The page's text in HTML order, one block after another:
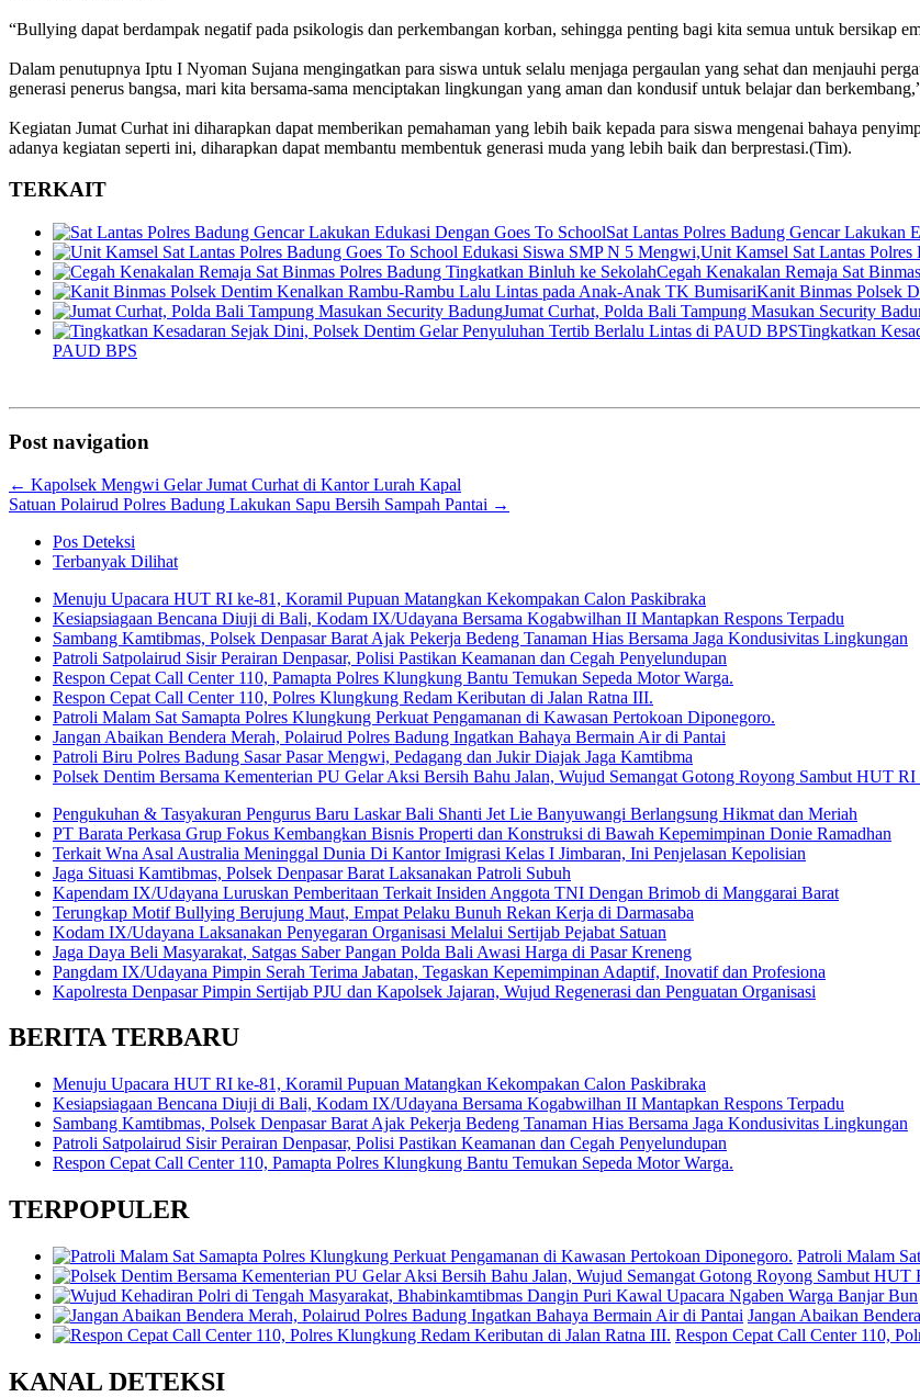
“Bullying dapat berdampak negatif pada psikologis dan perkembangan korban, sehingga penting bagi kita semua untuk bersikap
Dalam penutupnya Iptu I Nyoman Sujana mengingatkan para siswa untuk selalu menjaga pergaulan yang sehat dan menjauhi
generasi penerus bangsa, mari kita bersama-sama menciptakan lingkungan yang aman dan kondusif untuk belajar dan
Kegiatan Jumat Curhat ini diharapkan dapat memberikan pemahaman yang lebih baik kepada para siswa mengenai bahaya
adanya kegiatan seperti ini, diharapkan dapat membantu membentuk generasi muda yang lebih baik dan berprestasi.(Tim).
TERKAIT
Sat Lantas Polres Badung Gencar Lakukan
Unit Kamsel Sat Lantas
Cegah Kenakalan Remaja Sat
Kanit Binmas Polsek
Jumat Curhat, Polda Bali Tampung Masukan Security
Tingkatkan
PAUD BPS
Post navigation
← Kapolsek Mengwi Gelar Jumat Curhat di Kantor Lurah Kapal
Satuan Polairud Polres Badung Lakukan Sapu Bersih Sampah Pantai →
Pos Deteksi
Terbanyak Dilihat
Menuju Upacara HUT RI ke-81, Koramil Pupuan Matangkan Kekompakan Calon Paskibraka
Kesiapsiagaan Bencana Diuji di Bali, Kodam IX/Udayana Bersama Kogabwilhan II Mantapkan Respons Terpadu
Sambang Kamtibmas, Polsek Denpasar Barat Ajak Pekerja Bedeng Tanaman Hias Bersama Jaga Kondusivitas Lingkungan
Patroli Satpolairud Sisir Perairan Denpasar, Polisi Pastikan Keamanan dan Cegah Penyelundupan
Respon Cepat Call Center 110, Pamapta Polres Klungkung Bantu Temukan Sepeda Motor Warga.
Respon Cepat Call Center 110, Polres Klungkung Redam Keributan di Jalan Ratna III.
Patroli Malam Sat Samapta Polres Klungkung Perkuat Pengamanan di Kawasan Pertokoan Diponegoro.
Jangan Abaikan Bendera Merah, Polairud Polres Badung Ingatkan Bahaya Bermain Air di Pantai
Patroli Biru Polres Badung Sasar Pasar Mengwi, Pedagang dan Jukir Diajak Jaga Kamtibma
Polsek Dentim Bersama Kementerian PU Gelar Aksi Bersih Bahu Jalan, Wujud Semangat Gotong Royong Sambut HUT RI
Pengukuhan & Tasyakuran Pengurus Baru Laskar Bali Shanti Jet Lie Banyuwangi Berlangsung Hikmat dan Meriah
PT Barata Perkasa Grup Fokus Kembangkan Bisnis Properti dan Konstruksi di Bawah Kepemimpinan Donie Ramadhan
Terkait Wna Asal Australia Meninggal Dunia Di Kantor Imigrasi Kelas I Jimbaran, Ini Penjelasan Kepolisian
Jaga Situasi Kamtibmas, Polsek Denpasar Barat Laksanakan Patroli Subuh
Kapendam IX/Udayana Luruskan Pemberitaan Terkait Insiden Anggota TNI Dengan Brimob di Manggarai Barat
Terungkap Motif Bullying Berujung Maut, Empat Pelaku Bunuh Rekan Kerja di Darmasaba
Kodam IX/Udayana Laksanakan Penyegaran Organisasi Melalui Sertijab Pejabat Satuan
Jaga Daya Beli Masyarakat, Satgas Saber Pangan Polda Bali Awasi Harga di Pasar Kreneng
Pangdam IX/Udayana Pimpin Serah Terima Jabatan, Tegaskan Kepemimpinan Adaptif, Inovatif dan Profesiona
Kapolresta Denpasar Pimpin Sertijab PJU dan Kapolsek Jajaran, Wujud Regenerasi dan Penguatan Organisasi
BERITA TERBARU
Menuju Upacara HUT RI ke-81, Koramil Pupuan Matangkan Kekompakan Calon Paskibraka
Kesiapsiagaan Bencana Diuji di Bali, Kodam IX/Udayana Bersama Kogabwilhan II Mantapkan Respons Terpadu
Sambang Kamtibmas, Polsek Denpasar Barat Ajak Pekerja Bedeng Tanaman Hias Bersama Jaga Kondusivitas Lingkungan
Patroli Satpolairud Sisir Perairan Denpasar, Polisi Pastikan Keamanan dan Cegah Penyelundupan
Respon Cepat Call Center 110, Pamapta Polres Klungkung Bantu Temukan Sepeda Motor Warga.
TERPOPULER
Patroli Malam
Jangan Abaikan
Respon Cepat Call Center 110,
KANAL DETEKSI